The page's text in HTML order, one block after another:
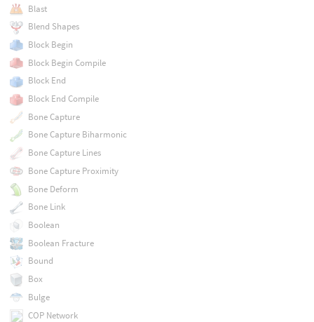
Blast
Blend Shapes
Block Begin
Block Begin Compile
Block End
Block End Compile
Bone Capture
Bone Capture Biharmonic
Bone Capture Lines
Bone Capture Proximity
Bone Deform
Bone Link
Boolean
Boolean Fracture
Bound
Box
Bulge
COP Network